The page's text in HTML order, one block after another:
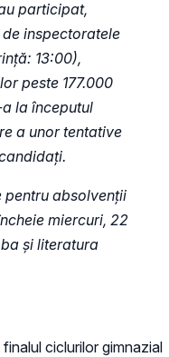
participat,
inspectoratele
13:00),
peste 177.000
la începutul
a unor tentative
pentru absolvenții
miercuri, 22
și literatura
ciclurilor gimnazial